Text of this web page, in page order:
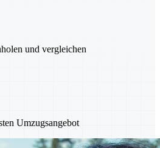
und vergleichen
Umzugsangebot